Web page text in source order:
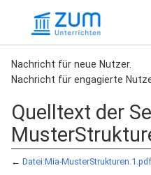
Nachricht für neue Nutzer.
Nachricht für engagierte
Quelltext der
← Datei:Mia-MusterStrukturen.1.pdf